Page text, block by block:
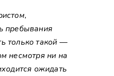
пребывания
только такой —
несмотря ни на
ожидать